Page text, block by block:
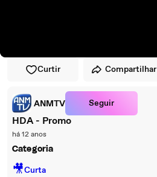
Curtir Compartilhar
ANMTV Seguir
HDA - Promo
há 12 anos
Categoria
🎥Curta